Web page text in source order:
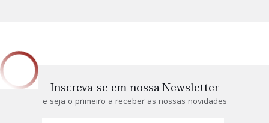
Inscreva-se em nossa Newsletter
e seja o primeiro a receber as nossas novidades